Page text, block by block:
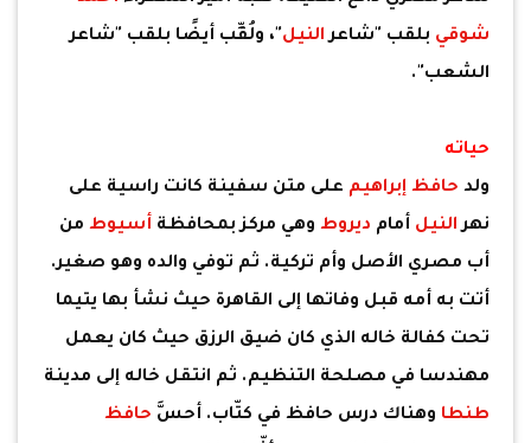
شوقي بلقب "شاعرالنيل"، ولُقِّب أيضًا بلقب "شاعر
الشعب".
حياته
ولد حافظ إبراهيم على متن سفينة كانت راسية على
نهرالنيل أمام ديروط وهي مركز بمحافظة أسيوط من
أب مصري الأصل وأم تركية. ثم توفي والده وهو صغير.
أتت به أمه قبل وفاتها إلى القاهرة حيث نشأ بها يتيما
تحت كفالة خاله الذي كان ضيق الرزق حيث كان يعمل
مهندسا في مصلحة التنظيم. ثم انتقل خاله إلى مدينة
طنطا وهناك درس حافظ في كتّاب. أحسَّ حافظ